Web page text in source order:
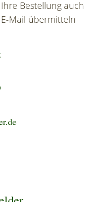
Bestellung auch
Mail übermitteln